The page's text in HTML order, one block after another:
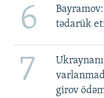
6
tədarük
7
girov